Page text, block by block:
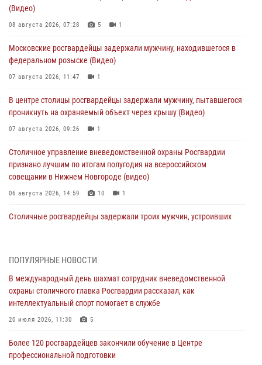
(Видео)
08 августа 2026, 07:28 5 1
Московские росгвардейцы задержали мужчину, находившегося в
федеральном розыске (Видео)
07 августа 2026, 11:47 1
В центре столицы росгвардейцы задержали мужчину, пытавшегося
проникнуть на охраняемый объект через крышу (Видео)
07 августа 2026, 09:26 1
Столичное управление вневедомственной охраны Росгвардии
признано лучшим по итогам полугодия на всероссийском
совещании в Нижнем Новгороде (видео)
06 августа 2026, 14:59 10 1
Столичные росгвардейцы задержали троих мужчин, устроивших
матче в Москве обеспечила Росгвардия (видео)
06 августа 2026, 08:30
Столичные росгвардейцы задержали мужчину, устроившего дебош
05 августа 2026, 12:39
ПОПУЛЯРНЫЕ НОВОСТИ
В международный день шахмат сотрудник вневедомственной
охраны столичного главка Росгвардии рассказал, как
интеллектуальный спорт помогает в службе
20 июля 2026, 11:30 5
Более 120 росгвардейцев закончили обучение в Центре
профессиональной подготовки